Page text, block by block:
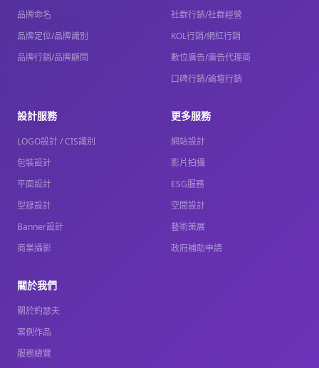
品牌命名
品牌定位/品牌識別
品牌行銷/品牌顧問
社群行銷/社群經營
KOL行銷/網紅行銷
數位廣告/廣告代理商
口碑行銷/論壇行銷
設計服務
LOGO設計 / CIS識別
包裝設計
平面設計
型錄設計
Banner設計
商業攝影
更多服務
網站設計
影片拍攝
ESG服務
空間設計
藝術策展
政府補助申請
關於我們
關於約瑟夫
案例作品
服務總覽